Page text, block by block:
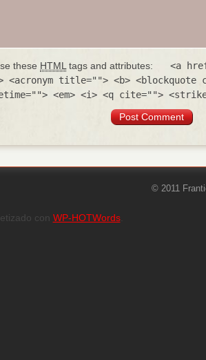
these HTML tags and attributes:
<a
title=""> <b> <blockquote
<em> <i> <q cite="">
© 2011
con WP-HOTWords.